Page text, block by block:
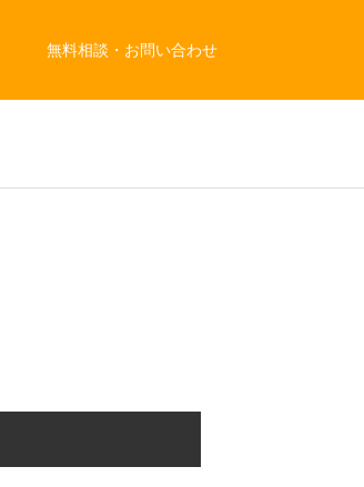
無料相談・お問い合わせ